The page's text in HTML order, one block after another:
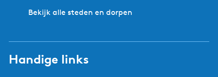
Bekijk alle steden en dorpen
Handige links